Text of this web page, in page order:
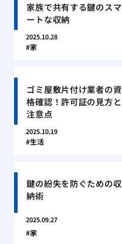
家族で共有する鍵のスマ
ートな収納
2025.10.28
家
ゴミ屋敷片付け業者の資
格確認！許可証の見方と
注意点
2025.10.19
生活
鍵の紛失を防ぐための収
納術
2025.09.27
家